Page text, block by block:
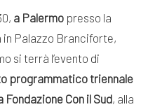
a Palermo presso la
in Palazzo Branciforte,
si terrà l’evento di
programmatico triennale
Con il Sud, alla